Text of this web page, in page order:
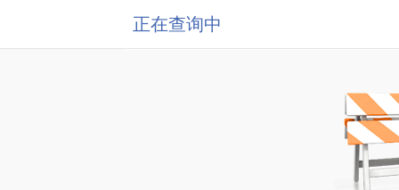
正在查询中